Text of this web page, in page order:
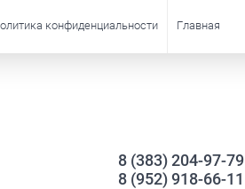
конфиденциальности Главная
8 (383) 204-97-79
8 (952) 918-66-11